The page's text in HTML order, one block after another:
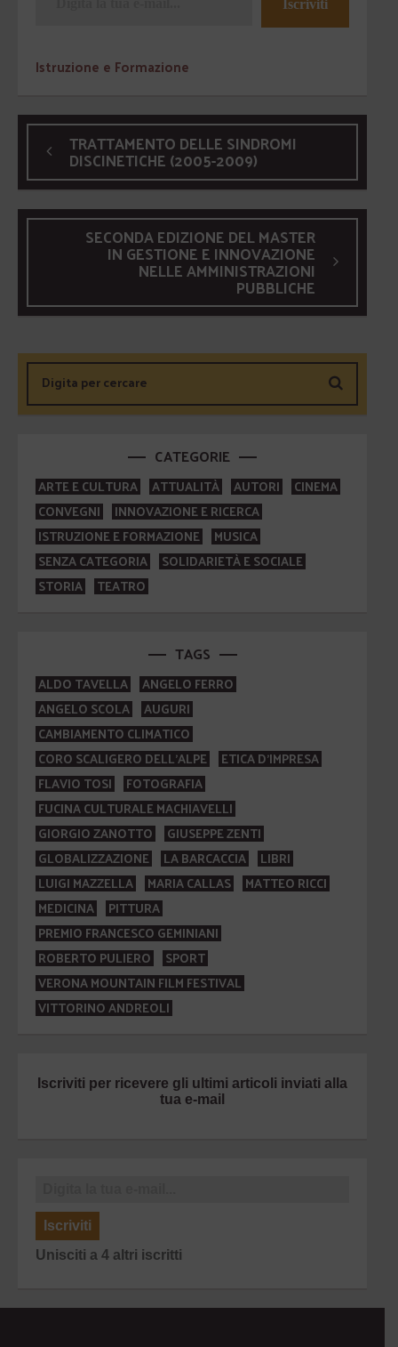
Iscriviti
Istruzione e Formazione
TRATTAMENTO DELLE SINDROMI
DISCINETICHE (2005-2009)
SECONDA EDIZIONE DEL MASTER
IN GESTIONE E INNOVAZIONE
NELLE AMMINISTRAZIONI
PUBBLICHE
CATEGORIE
ARTE E CULTURA ATTUALITÀ AUTORI
CINEMA
CONVEGNI
INNOVAZIONE E RICERCA
ISTRUZIONE E FORMAZIONE
MUSICA
SENZA CATEGORIA
SOLIDARIETÀ E SOCIALE
STORIA
TEATRO
TAGS
ALDO TAVELLA
ANGELO FERRO
ANGELO SCOLA
AUGURI
CAMBIAMENTO CLIMATICO
CORO SCALIGERO DELL'ALPE
ETICA D'IMPRESA
FLAVIO TOSI
FOTOGRAFIA
FUCINA CULTURALE MACHIAVELLI
GIORGIO ZANOTTO
GIUSEPPE ZENTI
GLOBALIZZAZIONE
LA BARCACCIA
LIBRI
LUIGI MAZZELLA
MARIA CALLAS
MATTEO RICCI
MEDICINA
PITTURA
PREMIO FRANCESCO GEMINIANI
ROBERTO PULIERO
SPORT
VERONA MOUNTAIN FILM FESTIVAL
VITTORINO ANDREOLI
Iscriviti per ricevere gli ultimi articoli inviati alla
tua e-mail
Iscriviti
Unisciti a 4 altri iscritti